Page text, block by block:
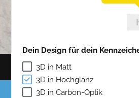
Dein Design für dein
3D in Matt
3D in Hochglanz
3D in Carbon-Optik